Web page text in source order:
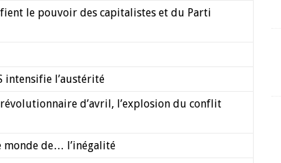
le pouvoir des capitalistes et du Parti
intensifie l’austérité
d’avril, l’explosion du conflit
monde de… l’inégalité